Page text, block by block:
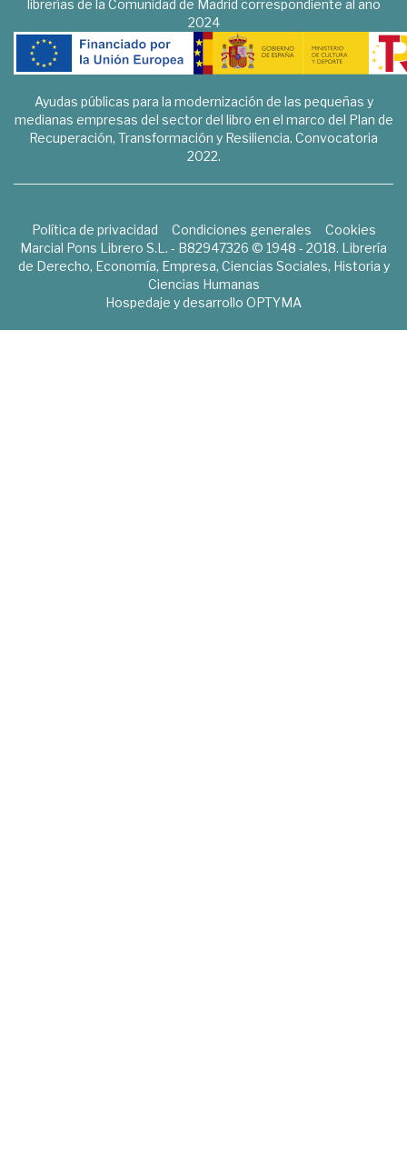
librerías de la Comunidad de Madrid correspondiente al año
2024
Ayudas públicas para la modernización de las pequeñas y
medianas empresas del sector del libro en el marco del Plan de
Recuperación, Transformación y Resiliencia. Convocatoria
2022.
Política de privacidad Condiciones generales
Cookies
Marcial Pons Librero S.L. - B82947326 © 1948 - 2018. Librería
de Derecho, Economía, Empresa, Ciencias Sociales, Historia y
Ciencias Humanas
Hospedaje y desarrollo OPTYMA